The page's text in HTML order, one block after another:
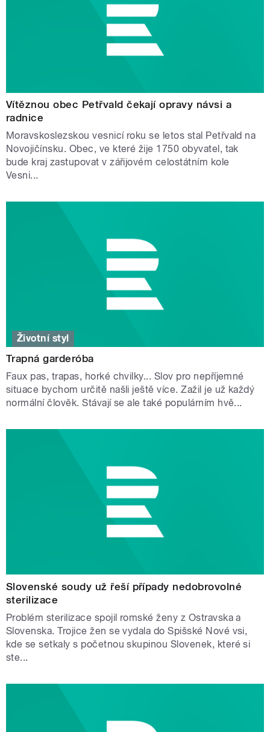
Vítěznou obec Petřvald čekají opravy návsi a
radnice
Moravskoslezskou vesnicí roku se letos stal Petřvald na
Novojičínsku. Obec, ve které žije 1750 obyvatel, tak
bude kraj zastupovat v zářijovém celostátním kole
Vesni...
Životní styl
Trapná garderóba
Faux pas, trapas, horké chvilky... Slov pro nepříjemné
situace bychom určitě našli ještě více. Zažil je už každý
normální člověk. Stávají se ale také populárním hvě...
Slovenské soudy už řeší případy nedobrovolné
sterilizace
Problém sterilizace spojil romské ženy z Ostravska a
Slovenska. Trojice žen se vydala do Spišské Nové vsi,
kde se setkaly s početnou skupinou Slovenek, které si
ste...